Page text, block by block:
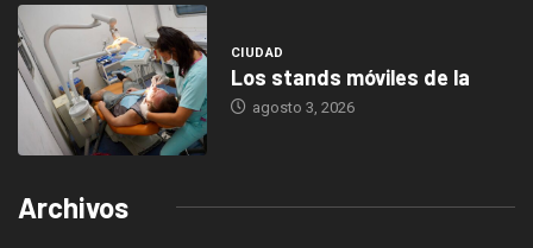
CIUDAD
Los stands móviles de la
agosto 3, 2026
Archivos